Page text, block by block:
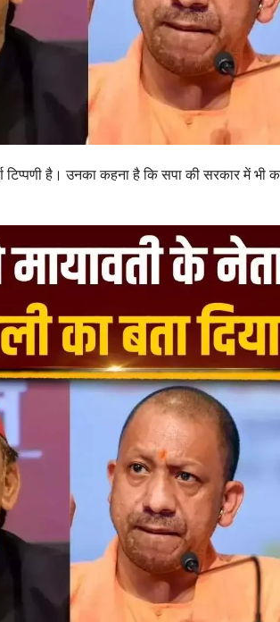
टिप्पणी है। उनका कहना है कि सपा की सरकार में भी